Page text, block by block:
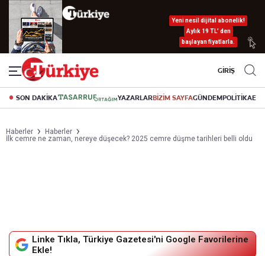
Yeni nesil dijital abonelik!
Aylık 19 TL’ den
başlayan fiyatlarla.
GİRİŞ
SON DAKİKA YAZARLARBİZİM SAYFAGÜNDEMPOLİTİKA
Haberler
Haberler
İlk cemre ne zaman, nereye düşecek? 2025 cemre düşme tarihleri belli oldu
Linke Tıkla, Türkiye Gazetesi'ni Google Favorilerine
Ekle!